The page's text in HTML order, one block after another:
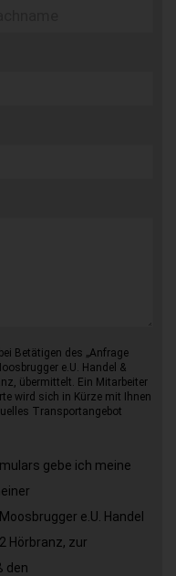
Betätigen des „Anfrage
e.U. Handel &
übermittelt. Ein Mitarbeiter
wird sich in Kürze mit Ihnen
Transportangebot
gebe ich meine
e.U. Handel
Hörbranz, zur
den